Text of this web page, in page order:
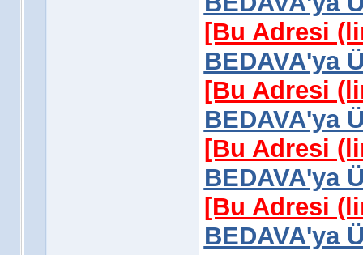
[Bu Adresi
BEDAVA'ya
[Bu Adresi
BEDAVA'ya
[Bu Adresi
BEDAVA'ya
[Bu Adresi
BEDAVA'ya